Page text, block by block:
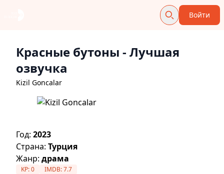
Войти
Красные бутоны - Лучшая
озвучка
Kizil Goncalar
Год: 2023
Страна: Турция
Жанр: драма
KP:0 IMDB:7.7